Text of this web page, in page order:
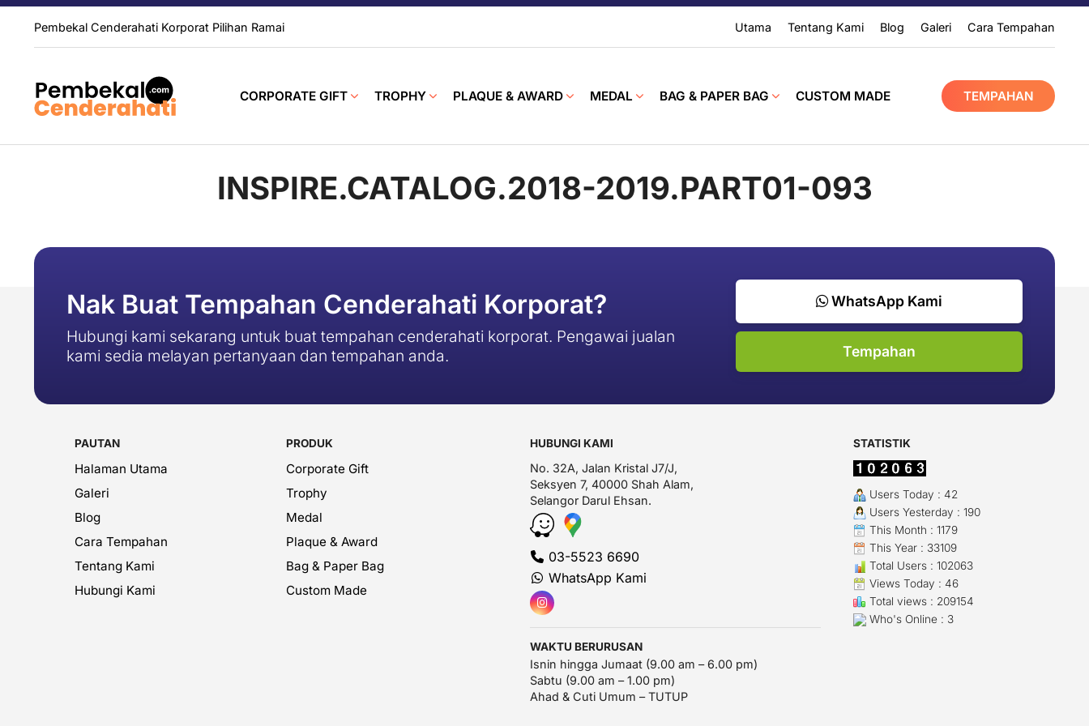
Pembekal Cenderahati Korporat Pilihan Ramai Utama Tentang Kami Blog Galeri Cara Tempahan
CORPORATE GIFT TROPHY PLAQUE & AWARD MEDAL BAG & PAPER BAG CUSTOM MADE TEMPAHAN
INSPIRE.CATALOG.2018-2019.PART01-093
Nak Buat Tempahan Cenderahati Korporat?
Hubungi kami sekarang untuk buat tempahan cenderahati korporat. Pengawai jualan
kami sedia melayan pertanyaan dan tempahan anda.
WhatsApp Kami
Tempahan
PAUTAN
Halaman Utama
Galeri
Blog
Cara Tempahan
Tentang Kami
Hubungi Kami
PRODUK
Corporate Gift
Trophy
Medal
Plaque & Award
Bag & Paper Bag
Custom Made
HUBUNGI KAMI
No. 32A, Jalan Kristal J7/J,
Seksyen 7, 40000 Shah Alam,
Selangor Darul Ehsan.
03-5523 6690
WhatsApp Kami
WAKTU BERURUSAN
Isnin hingga Jumaat (9.00 am – 6.00 pm)
Sabtu (9.00 am – 1.00 pm)
Ahad & Cuti Umum – TUTUP
STATISTIK
Users Today : 42
Users Yesterday : 190
This Month : 1179
This Year : 33109
Total Users : 102063
Views Today : 46
Total views : 209154
Who's Online : 3